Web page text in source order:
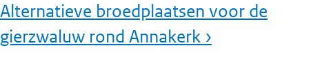
Alternatieve broedplaatsen voor de
gierzwaluw rond Annakerk ›